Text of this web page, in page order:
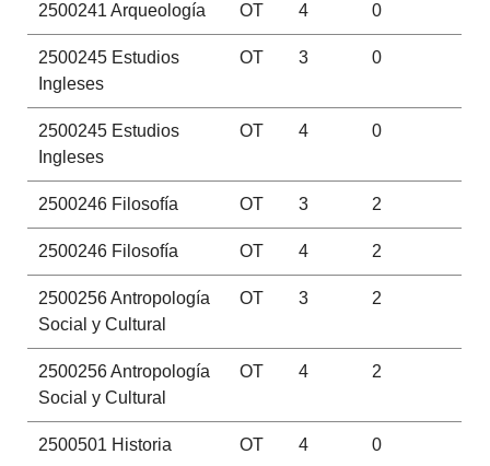
2500241 Arqueología OT 4 0
2500245Estudios
Ingleses
OT 3 0
2500245Estudios
Ingleses
OT 4 0
2500246Filosofía OT 3 2
2500246Filosofía OT 4 2
2500256Antropología
Social y Cultural
OT 3 2
2500256Antropología
Social y Cultural
OT 4 2
2500501 Historia OT 4 0